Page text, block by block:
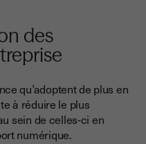
des
qu’adoptent de plus en
à réduire le plus
sein de celles-ci en
numérique.